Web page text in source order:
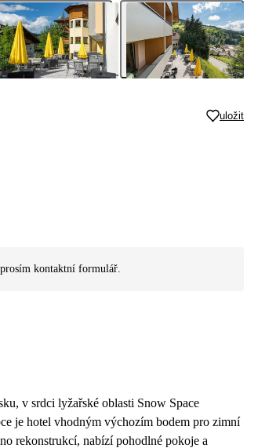
uložit
kontaktní formulář.
v srdci lyžařské oblasti Snow Space
je hotel vhodným výchozím bodem pro zimní
rekonstrukcí, nabízí pohodlné pokoje a